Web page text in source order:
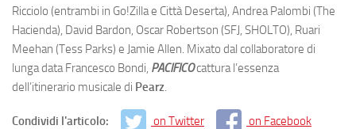
Ricciolo (entrambi in Go!Zilla e Città Deserta), Andrea Palombi (The
Hacienda), David Bardon, Oscar Robertson (SFJ, SHOLTO), Ruari
Meehan (Tess Parks) e Jamie Allen. Mixato dal collaboratore di
lunga data Francesco Bondi, PACIFICOcattura l’essenza
dell’itinerario musicale di Pearz.
Condividi l'articolo: on Twitter on Facebook